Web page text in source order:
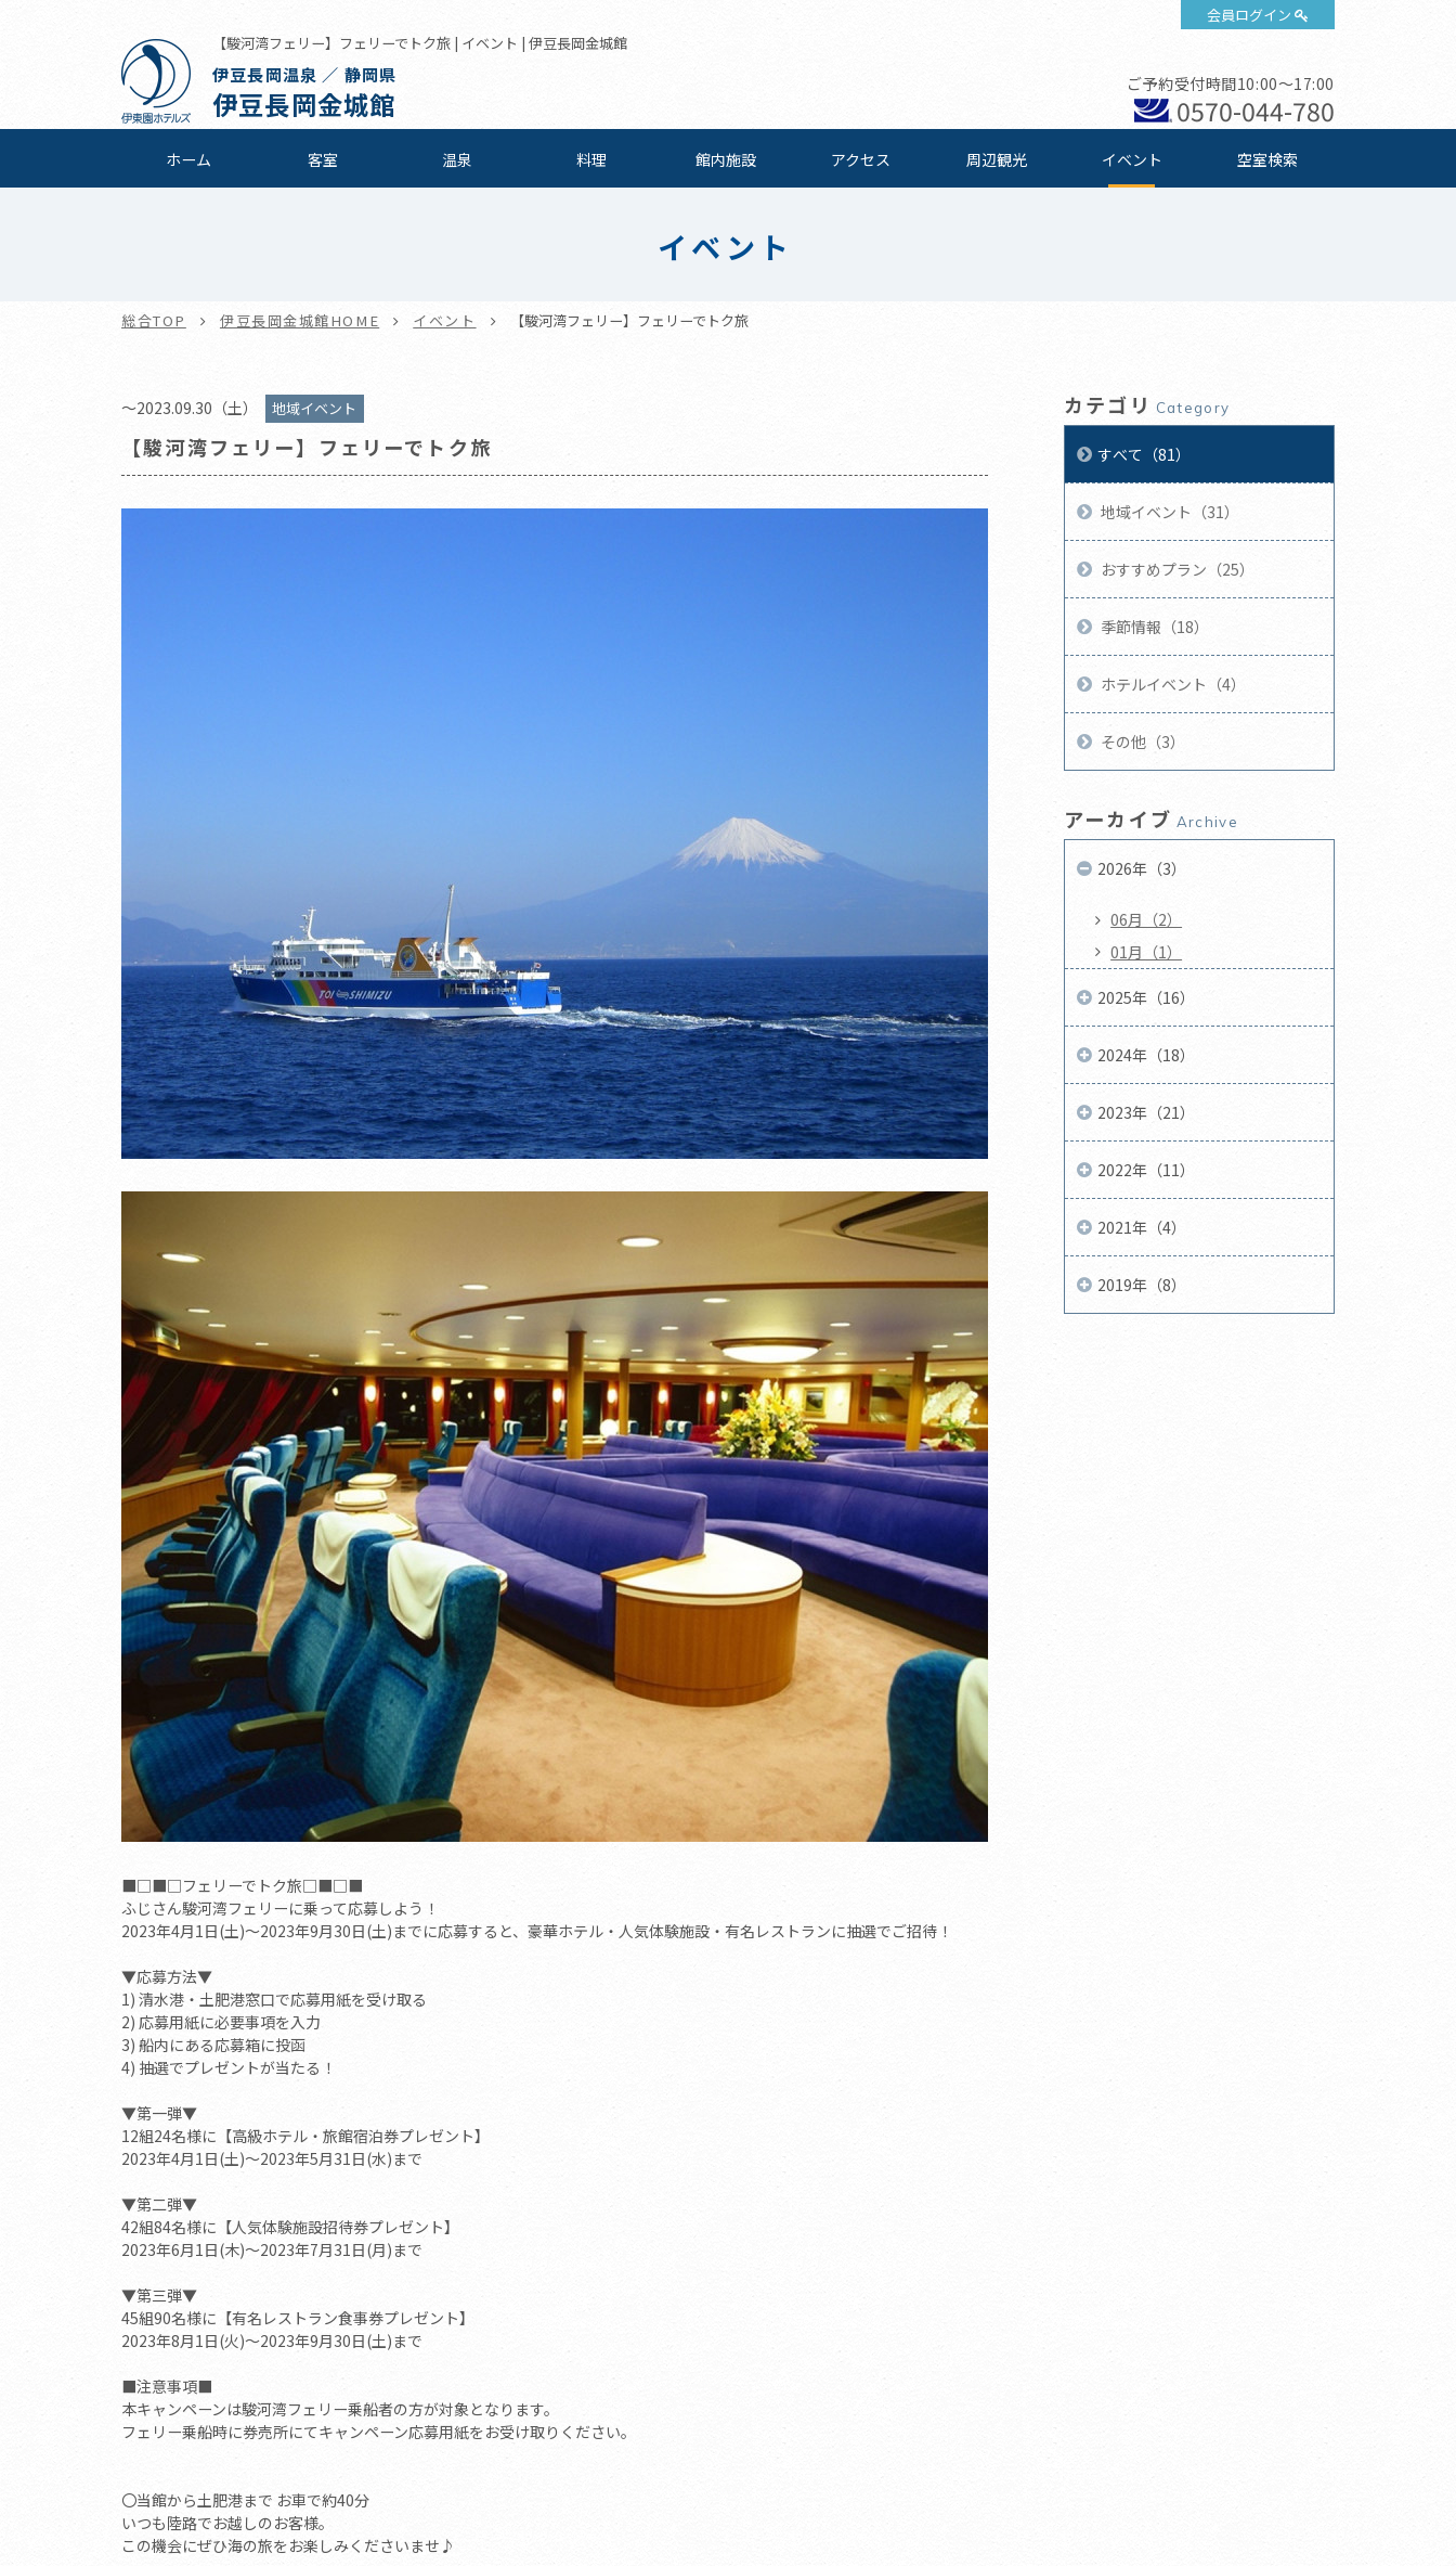
会員ログイン
【駿河湾フェリー】フェリーでトク旅 | イベント | 伊豆長岡金城館
伊豆長岡温泉 ／ 静岡県
伊豆長岡金城館
ご予約受付時間10:00～17:00
0570-044-780
ホーム 客室 温泉 料理 館内施設 アクセス 周辺観光 イベント 空室検索
イベント
総合TOP 伊豆長岡金城館HOME イベント 【駿河湾フェリー】フェリーでトク旅
～2023.09.30（土） 地域イベント
【駿河湾フェリー】フェリーでトク旅
■□■□フェリーでトク旅□■□■
ふじさん駿河湾フェリーに乗って応募しよう！
2023年4月1日(土)～2023年9月30日(土)までに応募すると、豪華ホテル・人気体験施設・有名レストランに抽選でご招待！
▼応募方法▼
1) 清水港・土肥港窓口で応募用紙を受け取る
2) 応募用紙に必要事項を入力
3) 船内にある応募箱に投函
4) 抽選でプレゼントが当たる！
▼第一弾▼
12組24名様に【高級ホテル・旅館宿泊券プレゼント】
2023年4月1日(土)～2023年5月31日(水)まで
▼第二弾▼
42組84名様に【人気体験施設招待券プレゼント】
2023年6月1日(木)～2023年7月31日(月)まで
▼第三弾▼
45組90名様に【有名レストラン食事券プレゼント】
2023年8月1日(火)～2023年9月30日(土)まで
■注意事項■
本キャンペーンは駿河湾フェリー乗船者の方が対象となります。
フェリー乗船時に券売所にてキャンペーン応募用紙をお受け取りください。
〇当館から土肥港まで お車で約40分
いつも陸路でお越しのお客様。
この機会にぜひ海の旅をお楽しみくださいませ♪
カテゴリ Category
すべて（81）
地域イベント（31）
おすすめプラン（25）
季節情報（18）
ホテルイベント（4）
その他（3）
アーカイブ Archive
2026年（3）
06月（2）
01月（1）
2025年（16）
2024年（18）
2023年（21）
2022年（11）
2021年（4）
2019年（8）